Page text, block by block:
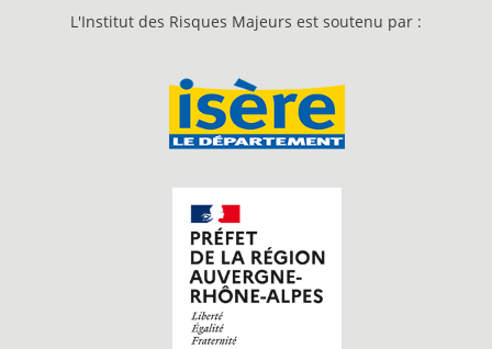
L'Institut des Risques Majeurs est soutenu par :